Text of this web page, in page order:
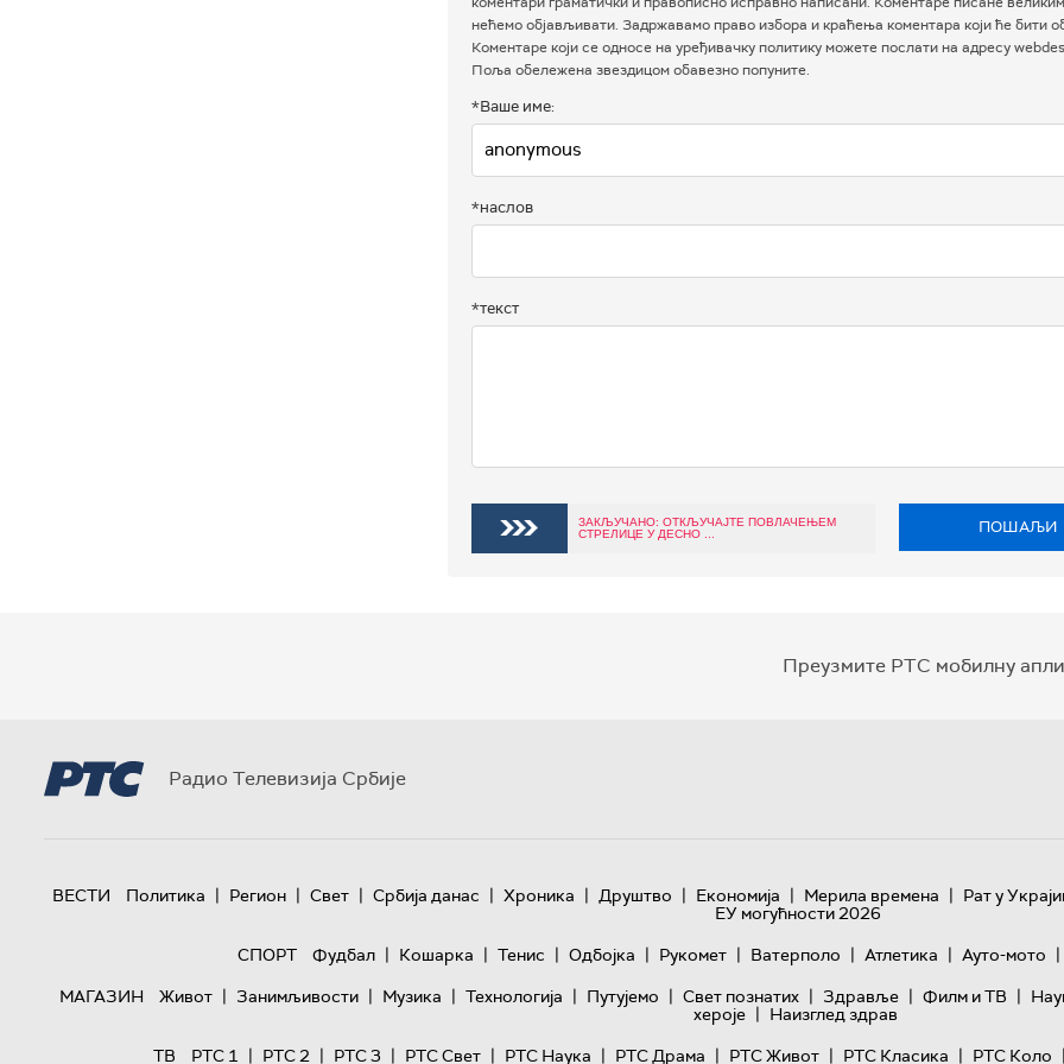
нећемо објављивати. Задржавамо право избора и краћења коментара који ће бити
Коментаре који се односе на уређивачку политику можете послати на адресу
Поља обележена звездицом обавезно попуните.
*Ваше име:
*наслов
*текст
ЗАКЉУЧАНО: ОТКЉУЧАЈТЕ ПОВЛАЧЕЊЕМ
СТРЕЛИЦЕ У ДЕСНО ...
ПОШАЉИ
Преузмите РТС мобилну
Радио Телевизија Србије
ВЕСТИ Политика | Регион | Свет | Србија данас | Хроника | Друштво | Економија | Мерила времена | Рат у
ЕУ могућности 2026
СПОРТ
Фудбал | Кошарка | Тенис | Одбојка | Рукомет | Ватерполо | Атлетика | Ауто-мото |
МАГАЗИН
Живот | Занимљивости | Музика | Технологијa | Путујемо | Свет познатих | Здравље | Филм и ТВ |
хероје | Наизглед здрав
ТВ
РТС 1 | РТС 2 | РТС 3 | РТС Свет | РТС Наука | РТС Драма | РТС Живот | РТС Класика | РТС Коло |